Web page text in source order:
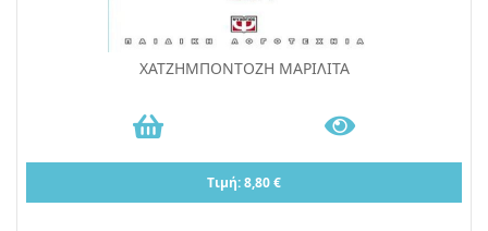
ΧΑΤΖΗΜΠΟΝΤΟΖΗ ΜΑΡΙΛΙΤΑ
Τιμή: 8,80 €